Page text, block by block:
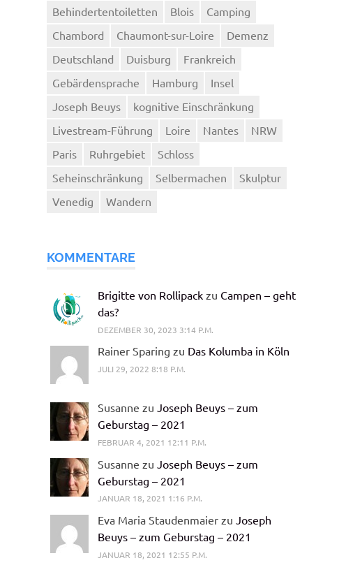
Behindertentoiletten
Blois
Camping
Chambord
Chaumont-sur-Loire
Demenz
Deutschland
Duisburg
Frankreich
Gebärdensprache
Hamburg
Insel
Joseph Beuys
kognitive Einschränkung
Livestream-Führung
Loire Nantes
NRW
Paris
Ruhrgebiet
Schloss
Seheinschränkung
Selbermachen
Skulptur
Venedig
Wandern
KOMMENTARE
Brigitte von Rollipackzu Campen – geht
das?
DEZEMBER 30, 2023 3:14 P.M.
Rainer Sparing zu Das Kolumba in Köln
JULI 29, 2022 8:18 P.M.
Susanne zu Joseph Beuys – zum
Geburstag – 2021
FEBRUAR 4, 2021 12:11 P.M.
Susanne zu Joseph Beuys – zum
Geburstag – 2021
JANUAR 18, 2021 1:16 P.M.
Eva Maria Staudenmaier zu Joseph
Beuys – zum Geburstag – 2021
JANUAR 18, 2021 12:55 P.M.